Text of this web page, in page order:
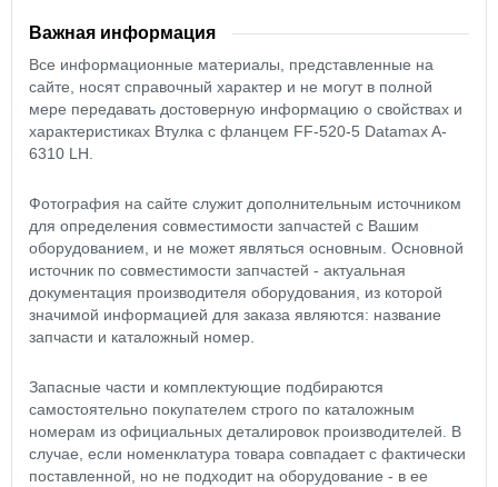
Важная информация
Все информационные материалы, представленные на
сайте, носят справочный характер и не могут в полной
мере передавать достоверную информацию о свойствах и
характеристиках Втулка с фланцем FF-520-5 Datamax A-
6310 LH.
Фотография на сайте служит дополнительным источником
для определения совместимости запчастей с Вашим
оборудованием, и не может являться основным. Основной
источник по совместимости запчастей - актуальная
документация производителя оборудования, из которой
значимой информацией для заказа являются: название
запчасти и каталожный номер.
Запасные части и комплектующие подбираются
самостоятельно покупателем строго по каталожным
номерам из официальных деталировок производителей. В
случае, если номенклатура товара совпадает с фактически
поставленной, но не подходит на оборудование - в ее